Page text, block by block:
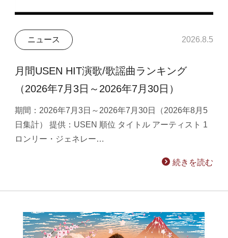
ニュース 2026.8.5
月間USEN HIT演歌/歌謡曲ランキング
（2026年7月3日～2026年7月30日）
期間：2026年7月3日～2026年7月30日（2026年8月5
日集計） 提供：USEN 順位 タイトル アーティスト 1
ロンリー・ジェネレー…
続きを読む